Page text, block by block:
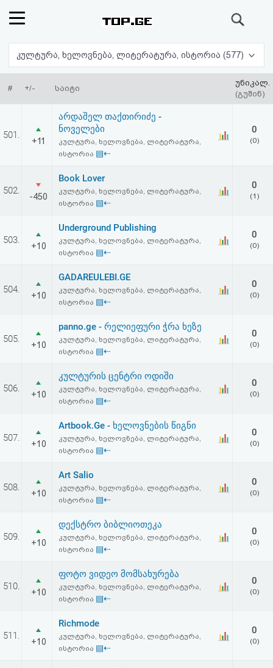
რეიტინგი
(მთავარი)
ფოსტა
კითხვა-
ავტორიზაცია
რეგისტრაცია
პაროლის
აღდგენა
კოდი
სალიცენზიო
შეთანხმება
პასუხისმგებლობის
კულტურა, ხელოვნება, ლიტერატურა, ისტორია (577)
# +/- საიტი
უნიკალ.
(გუშინ)
501.
+11
არდაშელ თაქთირიძე -
ნოველები
კულტურა, ხელოვნება, ლიტერატურა,
ისტორია ▤⇠
0
(0)
502.
-450
Book Lover
კულტურა, ხელოვნება, ლიტერატურა,
ისტორია ▤⇠
0
(1)
503.
+10
Underground Publishing
კულტურა, ხელოვნება, ლიტერატურა,
ისტორია ▤⇠
0
(0)
504.
+10
GADAREULEBI.GE
კულტურა, ხელოვნება, ლიტერატურა,
ისტორია ▤⇠
0
(0)
505.
+10
panno.ge - რელიეფური ჭრა ხეზე
კულტურა, ხელოვნება, ლიტერატურა,
ისტორია ▤⇠
0
(0)
506.
+10
კულტურის ცენტრი ოდიში
კულტურა, ხელოვნება, ლიტერატურა,
ისტორია ▤⇠
0
(0)
507.
+10
Artbook.Ge - ხელოვნების წიგნი
კულტურა, ხელოვნება, ლიტერატურა,
ისტორია ▤⇠
0
(0)
508.
+10
Art Salio
კულტურა, ხელოვნება, ლიტერატურა,
ისტორია ▤⇠
0
(0)
509.
+10
დექსტრო ბიბლიოთეკა
კულტურა, ხელოვნება, ლიტერატურა,
ისტორია ▤⇠
0
(0)
510.
+10
ფოტო ვიდეო მომსახურება
კულტურა, ხელოვნება, ლიტერატურა,
ისტორია ▤⇠
0
(0)
511.
+10
Richmode
კულტურა, ხელოვნება, ლიტერატურა,
ისტორია ▤⇠
0
(0)